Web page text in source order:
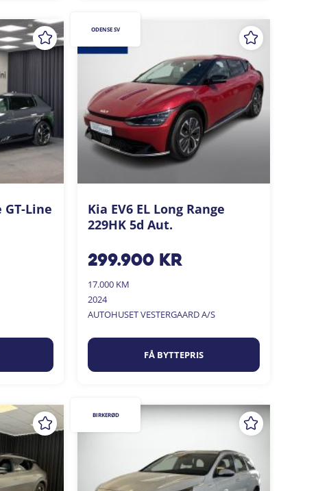
GT-Line
Kia EV6 EL Long Range
229HK 5d Aut.
299.900 kr
17.000 KM
2024
AUTOHUSET VESTERGAARD A/S
FÅ BYTTEPRIS
ODENSE SV
BIRKERØD